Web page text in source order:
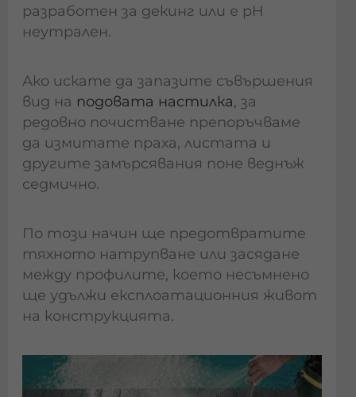
разработен за декинг или е pH
неутрален.
Ако искате да запазите съвършения
вид на подовата настилка, за
редовно почистване препоръчваме
да измитате праха, листата и
другите замърсявания поне веднъж
седмично.
По този начин ще предотвратите
тяхното натрупване или засядане
между профилите, което несъмнено
ще удължи експлоатационния живот
на конструкцията.